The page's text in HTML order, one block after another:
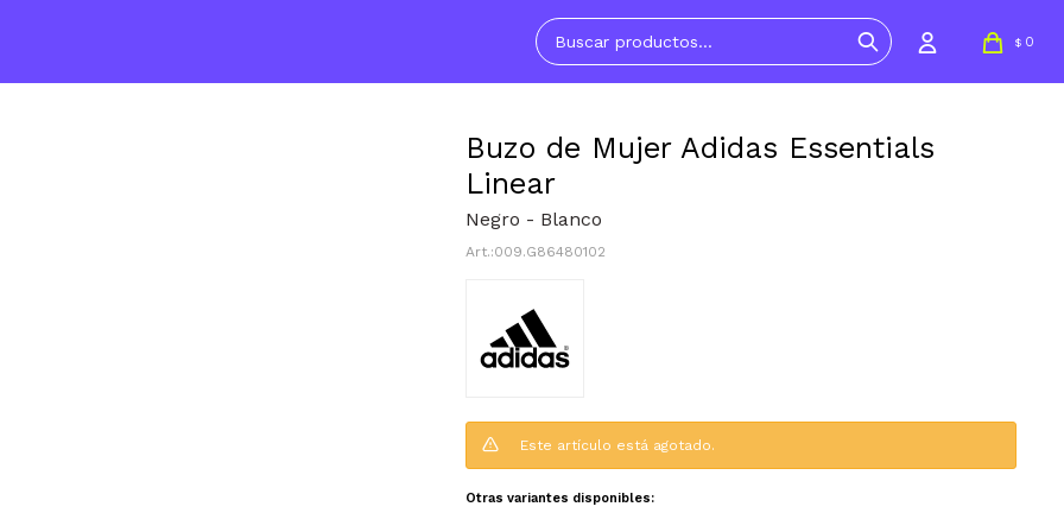
$ 0
Buzo de Mujer Adidas Essentials
Linear
Negro - Blanco
009.G86480102
Este artículo está agotado.
Otras variantes disponibles: